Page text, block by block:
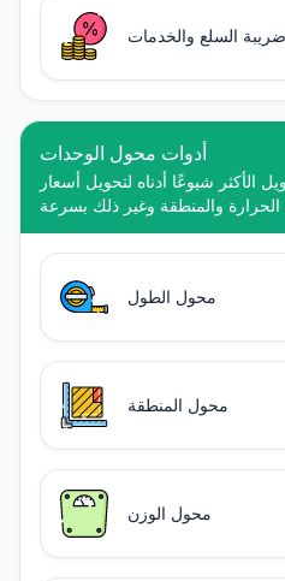
السلع والخدمات
أدوات محول الوحدات
الأكثر شيوعًا أدناه لتحويل أسعار
محول الطول
محول المنطقة
محول الوزن